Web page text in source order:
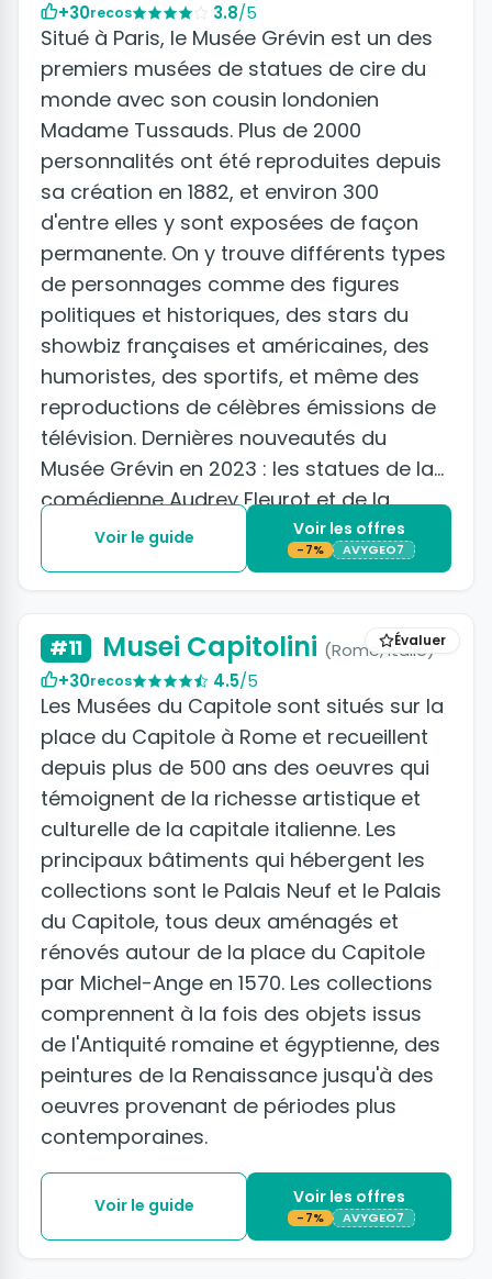
+30recos 3.8/5
Situé à Paris, le Musée Grévin est un des
premiers musées de statues de cire du
monde avec son cousin londonien
Madame Tussauds. Plus de 2000
personnalités ont été reproduites depuis
sa création en 1882, et environ 300
d'entre elles y sont exposées de façon
permanente. On y trouve différents types
de personnages comme des figures
politiques et historiques, des stars du
showbiz françaises et américaines, des
humoristes, des sportifs, et même des
reproductions de célèbres émissions de
télévision. Dernières nouveautés du
Musée Grévin en 2023 : les statues de la
comédienne Audrey Fleurot et de la
judokate Clarisse Agbegnenou !
Voir le guide Voir les offres
-7% AVYGEO7
Évaluer
#11 Musei Capitolini (Rome, Italie)
+30recos 4.5/5
Les Musées du Capitole sont situés sur la
place du Capitole à Rome et recueillent
depuis plus de 500 ans des oeuvres qui
témoignent de la richesse artistique et
culturelle de la capitale italienne. Les
principaux bâtiments qui hébergent les
collections sont le Palais Neuf et le Palais
du Capitole, tous deux aménagés et
rénovés autour de la place du Capitole
par Michel-Ange en 1570. Les collections
comprennent à la fois des objets issus
de l'Antiquité romaine et égyptienne, des
peintures de la Renaissance jusqu'à des
oeuvres provenant de périodes plus
contemporaines.
Voir le guide Voir les offres
-7% AVYGEO7